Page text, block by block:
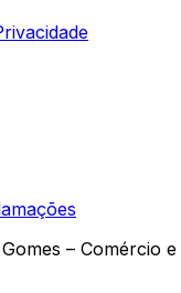
– Comércio